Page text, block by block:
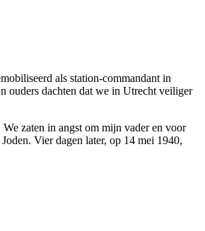
als station-commandant in
ouders dachten dat we in Utrecht veiliger
zaten in angst om mijn vader en voor
Vier dagen later, op 14 mei 1940,